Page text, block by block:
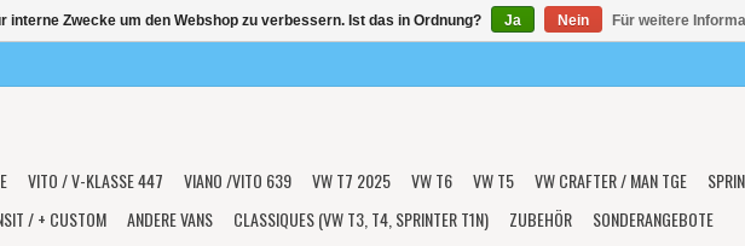
VITO / V-KLASSE 447 VIANO /VITO 639 VW T7 2025 VW T6 VW T5 VW CRAFTER / MAN TGE
/ + CUSTOM
ANDERE VANS CLASSIQUES (VW T3, T4, SPRINTER T1N) ZUBEHÖR SONDERANGEBOTE
interne Zwecke um den Webshop zu verbessern. Ist das in Ordnung? Ja Nein Für weitere